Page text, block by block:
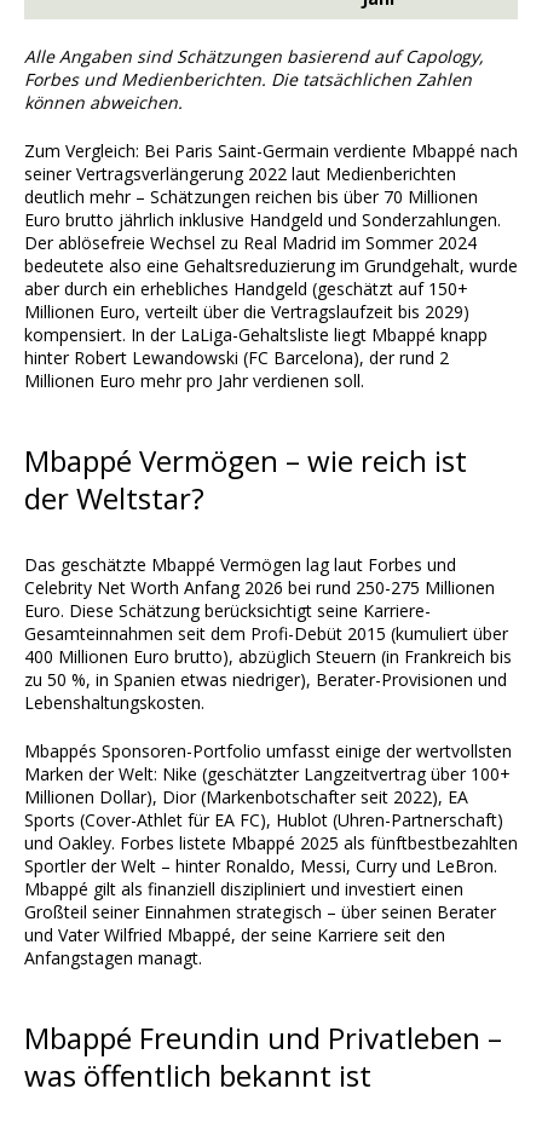
Alle Angaben sind Schätzungen basierend auf Capology,
Forbes und Medienberichten. Die tatsächlichen Zahlen
können abweichen.
Zum Vergleich: Bei Paris Saint-Germain verdiente Mbappé nach
seiner Vertragsverlängerung 2022 laut Medienberichten
deutlich mehr – Schätzungen reichen bis über 70 Millionen
Euro brutto jährlich inklusive Handgeld und Sonderzahlungen.
Der ablösefreie Wechsel zu Real Madrid im Sommer 2024
bedeutete also eine Gehaltsreduzierung im Grundgehalt, wurde
aber durch ein erhebliches Handgeld (geschätzt auf 150+
Millionen Euro, verteilt über die Vertragslaufzeit bis 2029)
kompensiert. In der LaLiga-Gehaltsliste liegt Mbappé knapp
hinter Robert Lewandowski (FC Barcelona), der rund 2
Millionen Euro mehr pro Jahr verdienen soll.
Mbappé Vermögen – wie reich ist
der Weltstar?
Das geschätzte Mbappé Vermögen lag laut Forbes und
Celebrity Net Worth Anfang 2026 bei rund 250-275 Millionen
Euro. Diese Schätzung berücksichtigt seine Karriere-
Gesamteinnahmen seit dem Profi-Debüt 2015 (kumuliert über
400 Millionen Euro brutto), abzüglich Steuern (in Frankreich bis
zu 50 %, in Spanien etwas niedriger), Berater-Provisionen und
Lebenshaltungskosten.
Mbappés Sponsoren-Portfolio umfasst einige der wertvollsten
Marken der Welt: Nike (geschätzter Langzeitvertrag über 100+
Millionen Dollar), Dior (Markenbotschafter seit 2022), EA
Sports (Cover-Athlet für EA FC), Hublot (Uhren-Partnerschaft)
und Oakley. Forbes listete Mbappé 2025 als fünftbestbezahlten
Sportler der Welt – hinter Ronaldo, Messi, Curry und LeBron.
Mbappé gilt als finanziell diszipliniert und investiert einen
Großteil seiner Einnahmen strategisch – über seinen Berater
und Vater Wilfried Mbappé, der seine Karriere seit den
Anfangstagen managt.
Mbappé Freundin und Privatleben –
was öffentlich bekannt ist